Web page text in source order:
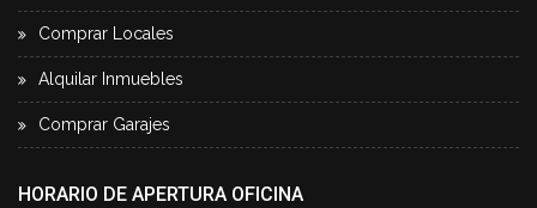
Comprar Locales
Alquilar Inmuebles
Comprar Garajes
HORARIO DE APERTURA OFICINA